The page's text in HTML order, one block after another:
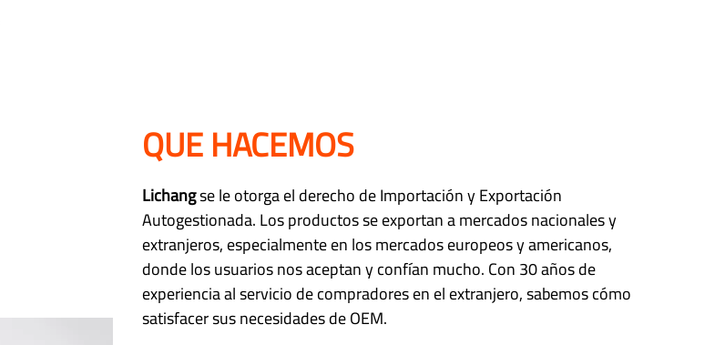
QUE HACEMOS
Lichangse le otorga el derecho de Importación y Exportación
Autogestionada. Los productos se exportan a mercados nacionales y
extranjeros, especialmente en los mercados europeos y americanos,
donde los usuarios nos aceptan y confían mucho. Con 30 años de
experiencia al servicio de compradores en el extranjero, sabemos cómo
satisfacer sus necesidades de OEM.